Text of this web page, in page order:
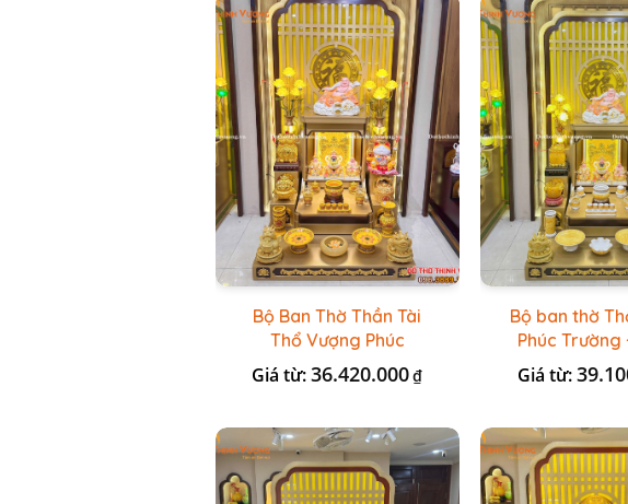
Bộ Ban Thờ Thần Tài
Thổ Vượng Phúc
Trường + Bộ Đồ Sứ Cao
Cấp Gấm Vàng
Giá từ:36.420.000₫
Bộ ban thờ
Phúc Trường
Vàng Đá
Giá từ: